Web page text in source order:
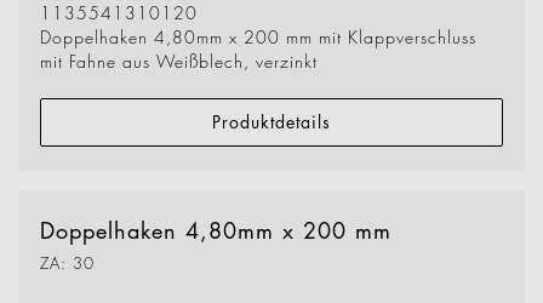
1135541310120
Doppelhaken 4,80mm x 200 mm mit Klappverschluss
mit Fahne aus Weißblech, verzinkt
Produktdetails
Doppelhaken 4,80mm x 200 mm
ZA: 30